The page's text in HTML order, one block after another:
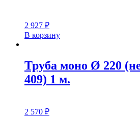
2 927 ₽
В корзину
Труба моно Ø 220
409) 1 м.
2 570 ₽